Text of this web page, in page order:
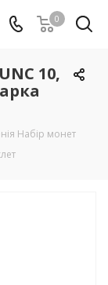
0
10,
Набір монет